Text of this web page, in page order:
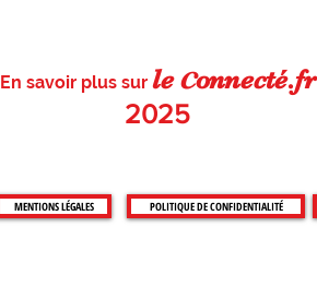
En savoir plus sur leconnecté.fr
2025
MENTIONS LÉGALES POLITIQUE DE CONFIDENTIALITÉ